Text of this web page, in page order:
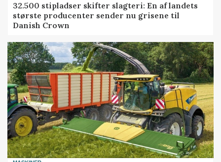
32.500 stipladser skifter slagteri: En af landets
største producenter sender nu grisene til
Danish Crown